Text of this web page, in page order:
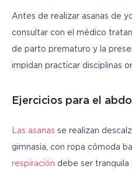
Antes de realizar asanas de
consultar con el médico
de parto prematuro y la
impidan practicar disciplinas
Ejercicios para el
Las asanas se realizan
gimnasia, con ropa cómoda
respiración debe ser tranquila